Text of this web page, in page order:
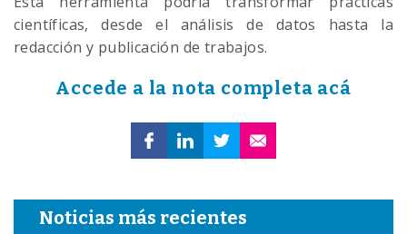
científicas, desde el análisis de datos hasta la
redacción y publicación de trabajos.
Accede a la nota completa acá
Noticias más recientes